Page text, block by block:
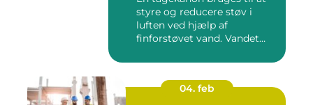
styre og reducere støv i
luften ved hjælp af
finforstøvet vand. Vandet
04. feb